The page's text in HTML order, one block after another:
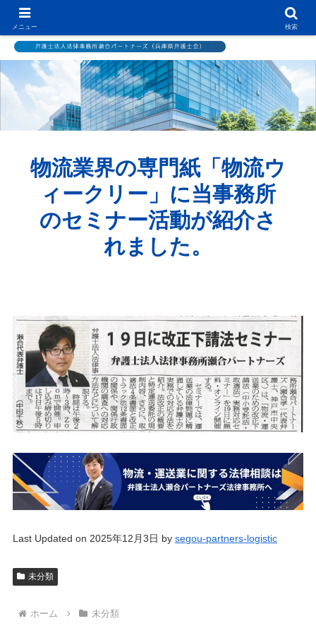
物流業界の専門紙「物流ウ
ィークリー」に当事務所
のセミナー活動が紹介さ
れました。
Last Updated on 2025年12月3日 bysegou-partners-logistic
未分類
ホーム 未分類
メニュー 検索